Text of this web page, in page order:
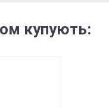
купують: